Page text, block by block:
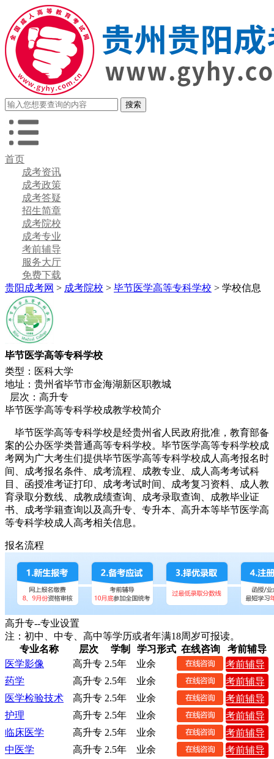
首页
成考资讯
成考政策
成考答疑
招生简章
成考院校
成考专业
考前辅导
服务大厅
免费下载
贵阳成考网 > 成考院校 > 毕节医学高等专科学校 > 学校信息
毕节医学高等专科学校
类型：医科大学
地址：贵州省毕节市金海湖新区职教城
层次：高升专
毕节医学高等专科学校成教学校简介
毕节医学高等专科学校是经贵州省人民政府批准，教育部备
案的公办医学类普通高等专科学校。毕节医学高等专科学校成
考网为广大考生们提供毕节医学高等专科学校成人高考报名时
间、成考报名条件、成考流程、成教专业、成人高考考试科
目、函授准考证打印、成考考试时间、成考复习资料、成人教
育录取分数线、成教成绩查询、成考录取查询、成教毕业证
书、成考学籍查询以及高升专、专升本、高升本等毕节医学高
等专科学校成人高考相关信息。
报名流程
高升专--专业设置
注：初中、中专、高中等学历或者年满18周岁可报读。
专业名称
层次 学制 学习形式 在线咨询
考前辅导
医学影像
高升专 2.5年 业余
考前辅导
药学
高升专 2.5年 业余
考前辅导
医学检验技术
高升专 2.5年 业余
考前辅导
护理
高升专 2.5年 业余
考前辅导
临床医学
高升专 2.5年 业余
考前辅导
中医学
高升专 2.5年 业余
考前辅导